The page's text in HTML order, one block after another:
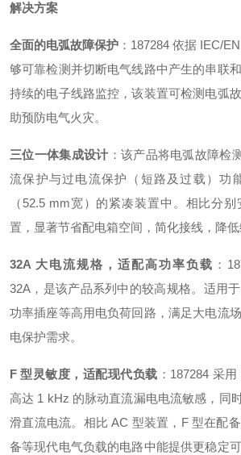
解决方案
全面的电弧故障保护 ：187284 依据 IEC/
够可靠检测并切断电气线路中产生的串联
持续的电子线路监控，该装置可检测电弧
助预防电气火灾。
三位一体集成设计 ：该产品将电弧故障检
流保护与过电流保护（短路及过载）功
（52.5 mm宽）的紧凑装置中 。相比分
置，显著节省配电箱空间，简化接线，降低
32A 大电流规格，适配高功率负载 ：
32A，是该产品系列中的较高规格。适用
功率插座等高用电负荷回路，满足大电流
电保护需求。
F 型灵敏度，适配现代负载 ：187284 采
高达 1 kHz 的脉动直流漏电电流敏感，同
滑直流电流。相比 AC 型装置，F 型在配
备等现代电气负载的电路中能提供更稳定